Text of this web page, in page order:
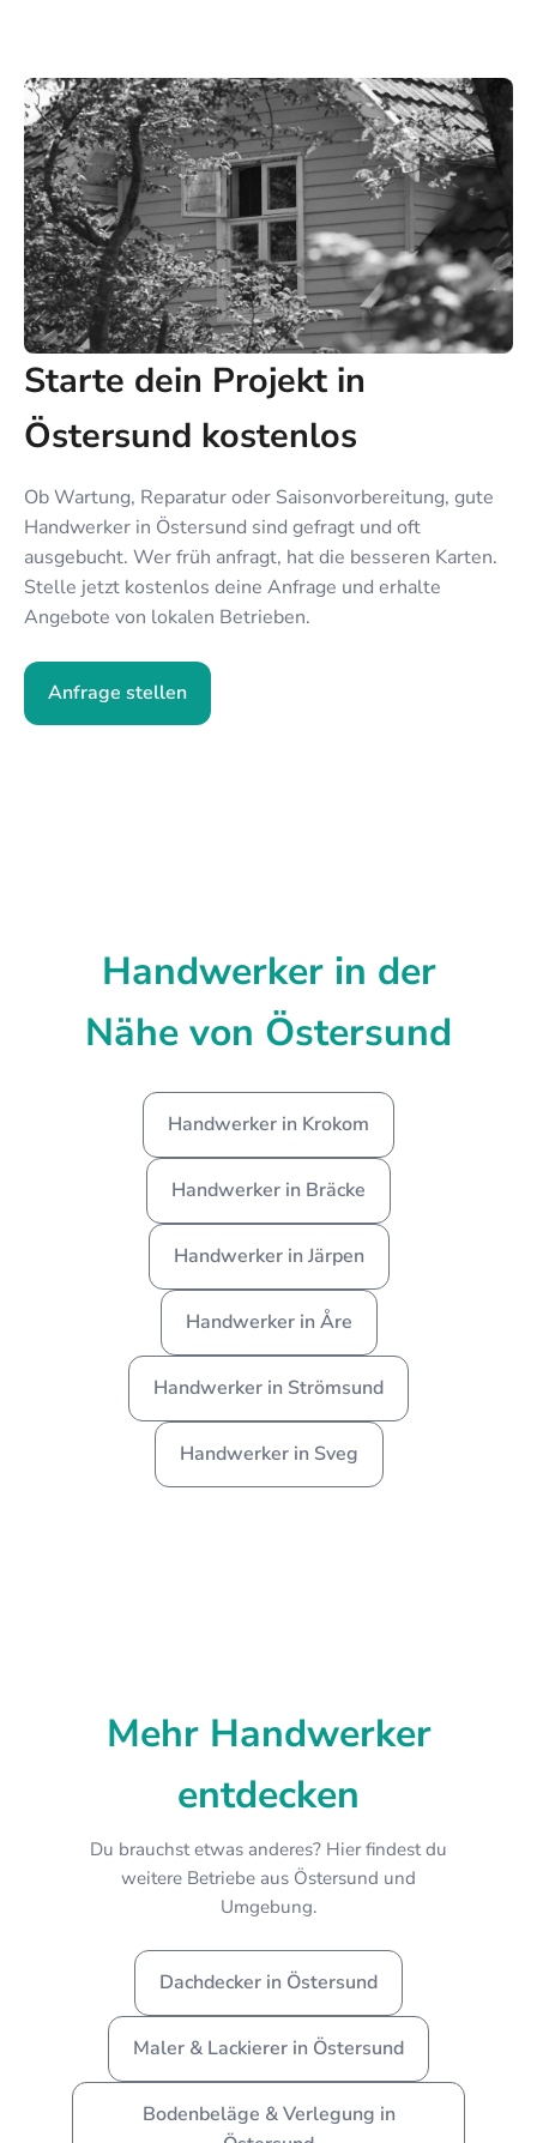
Starte dein Projekt in
Östersund kostenlos
Ob Wartung, Reparatur oder Saisonvorbereitung, gute
Handwerker in Östersund sind gefragt und oft
ausgebucht. Wer früh anfragt, hat die besseren Karten.
Stelle jetzt kostenlos deine Anfrage und erhalte
Angebote von lokalen Betrieben.
Anfrage stellen
Handwerker in der
Nähe von Östersund
Handwerker in Krokom
Handwerker in Bräcke
Handwerker in Järpen
Handwerker in Åre
Handwerker in Strömsund
Handwerker in Sveg
Mehr Handwerker
entdecken
Du brauchst etwas anderes? Hier findest du
weitere Betriebe aus Östersund und
Umgebung.
Dachdecker in Östersund
Maler & Lackierer in Östersund
Bodenbeläge & Verlegung in